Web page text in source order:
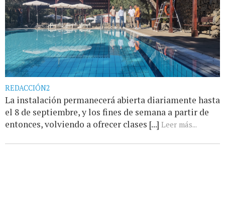
REDACCIÓN2
La instalación permanecerá abierta diariamente hasta
el 8 de septiembre, y los fines de semana a partir de
entonces, volviendo a ofrecer clases [...] Leer más...